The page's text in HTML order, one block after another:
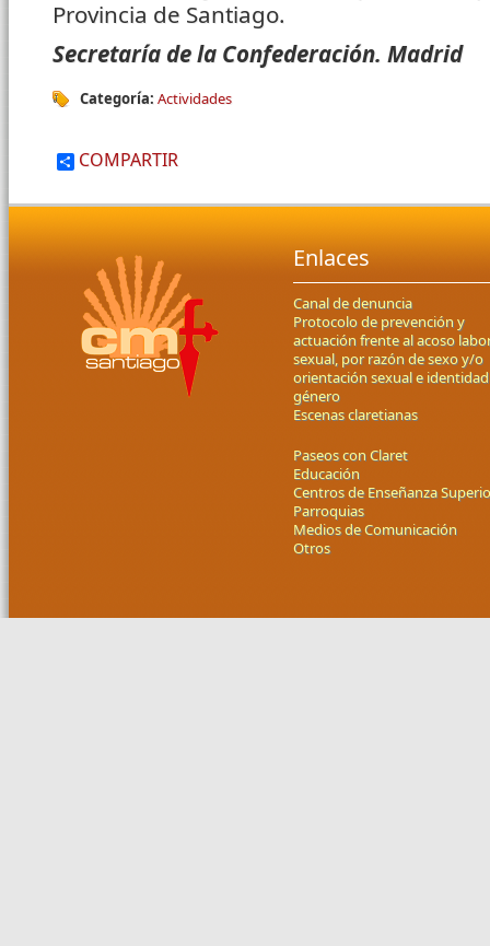
Provincia de Santiago.
Secretaría de la Confederación. Madrid
Categoría: Actividades
COMPARTIR
Enlaces
Canal de denuncia
Protocolo de prevención y
actuación frente al acoso
sexual, por razón de sexo y/o
orientación sexual e
género
Escenas claretianas
Paseos con Claret
Educación
Centros de Enseñanza
Parroquias
Medios de Comunicación
Otros